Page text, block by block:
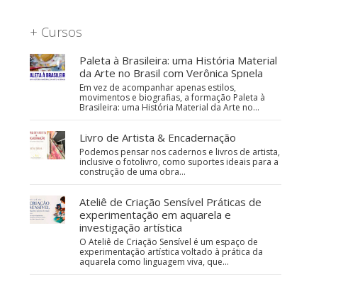
+ Cursos
Paleta à Brasileira: uma História Material
da Arte no Brasil com Verônica Spnela
Em vez de acompanhar apenas estilos,
movimentos e biografias, a formação Paleta à
Brasileira: uma História Material da Arte no…
Livro de Artista & Encadernação
Podemos pensar nos cadernos e livros de artista,
inclusive o fotolivro, como suportes ideais para a
construção de uma obra…
Ateliê de Criação Sensível Práticas de
experimentação em aquarela e
investigação artística
O Ateliê de Criação Sensível é um espaço de
experimentação artística voltado à prática da
aquarela como linguagem viva, que…